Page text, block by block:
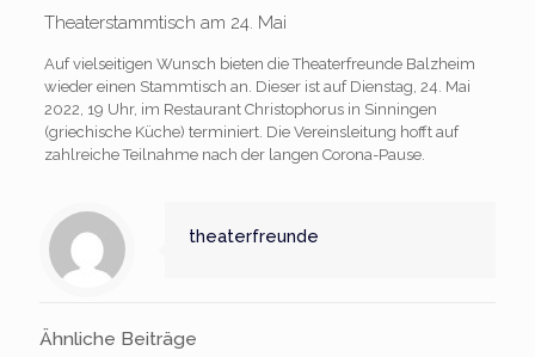
Theaterstammtisch am 24. Mai
Auf vielseitigen Wunsch bieten die Theaterfreunde Balzheim
wieder einen Stammtisch an. Dieser ist auf Dienstag, 24. Mai
2022, 19 Uhr, im Restaurant Christophorus in Sinningen
(griechische Küche) terminiert. Die Vereinsleitung hofft auf
zahlreiche Teilnahme nach der langen Corona-Pause.
theaterfreunde
Ähnliche Beiträge